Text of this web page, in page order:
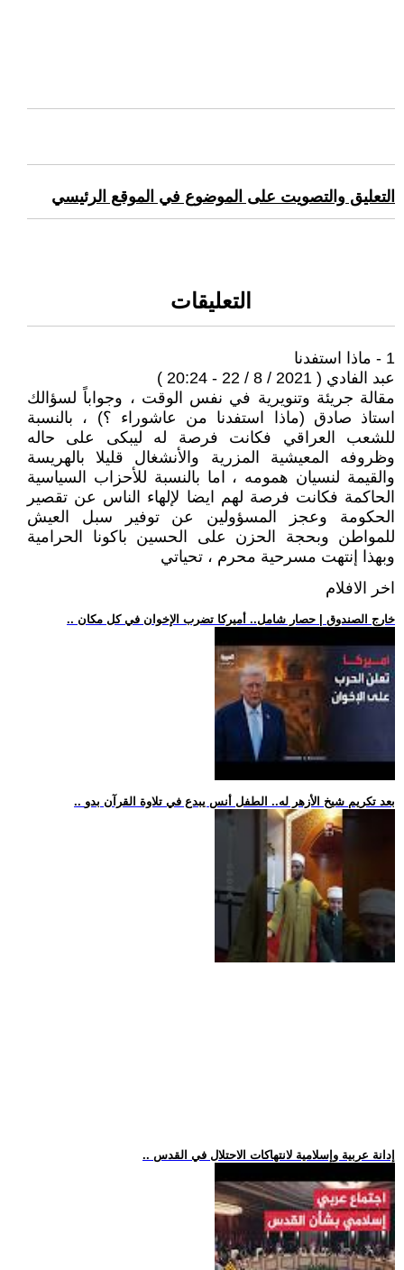
التعليق والتصويت على الموضوع في الموقع الرئيسي
التعليقات
1 - ماذا استفدنا
عبد الفادي ( 2021 / 8 / 22 - 20:24 )
مقالة جريئة وتنويرية في نفس الوقت ، وجواباً لسؤالك
استاذ صادق (ماذا استفدنا من عاشوراء ؟) ، بالنسبة
للشعب العراقي فكانت فرصة له ليبكى على حاله
وظروفه المعيشية المزرية والأنشغال قليلا بالهريسة
والقيمة لنسيان همومه ، اما بالنسبة للأحزاب السياسية
الحاكمة فكانت فرصة لهم ايضا لإلهاء الناس عن تقصير
الحكومة وعجز المسؤولين عن توفير سبل العيش
للمواطن وبحجة الحزن على الحسين باكونا الحرامية
وبهذا إنتهت مسرحية محرم ، تحياتي
اخر الافلام
.. خارج الصندوق | حصار شامل.. أميركا تضرب الإخوان في كل مكان
.. بعد تكريم شيخ الأزهر له.. الطفل أنس يبدع في تلاوة القرآن بدو
.. إدانة عربية وإسلامية لانتهاكات الاحتلال في القدس